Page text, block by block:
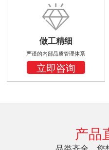
做工精细
严谨的内部品质管理体系
立即咨询
产品